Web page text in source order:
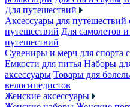
Для путешествий
Аксессуары для путешествий
путешествий Для самолетов и
путешествий
Сувениры и мерч для спорта
Емкости для питья Наборы
аксессуары Товары для
велосипедистов
Женские аксессуары